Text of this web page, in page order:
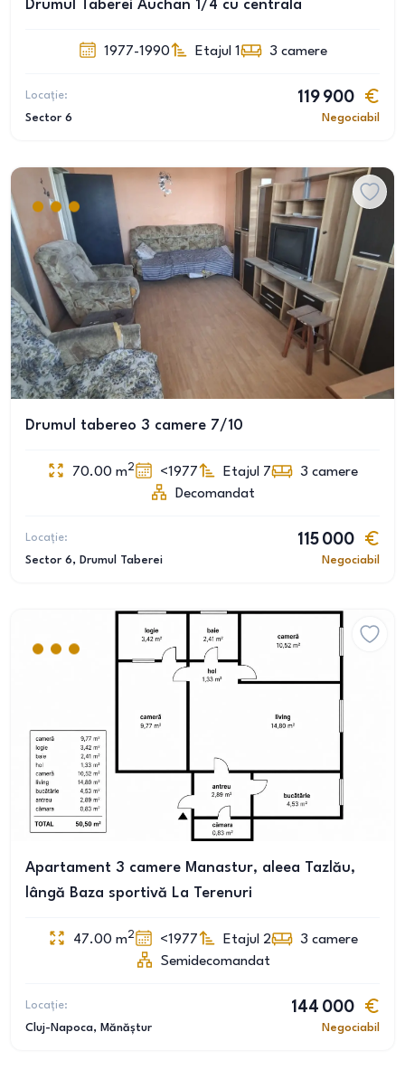
Drumul Taberei Auchan 1/4 cu centrala
1977-1990 Etajul 1 3 camere
Locație:
Sector 6
119 900
Negociabil
Drumul tabereo 3 camere 7/10
70.00 m2 <1977 Etajul 7 3 camere
Decomandat
Locație:
Sector 6, Drumul Taberei
115 000
Negociabil
Apartament 3 camere Manastur, aleea Tazlău,
lângă Baza sportivă La Terenuri
47.00 m2 <1977 Etajul 2 3 camere
Semidecomandat
Locație:
Cluj-Napoca, Mănăștur
144 000
Negociabil